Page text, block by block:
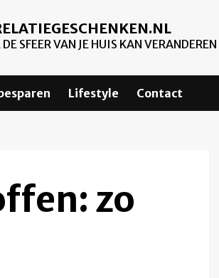
SFEER VAN JE HUIS KAN VERANDEREN
Lifestyle Contact
zo